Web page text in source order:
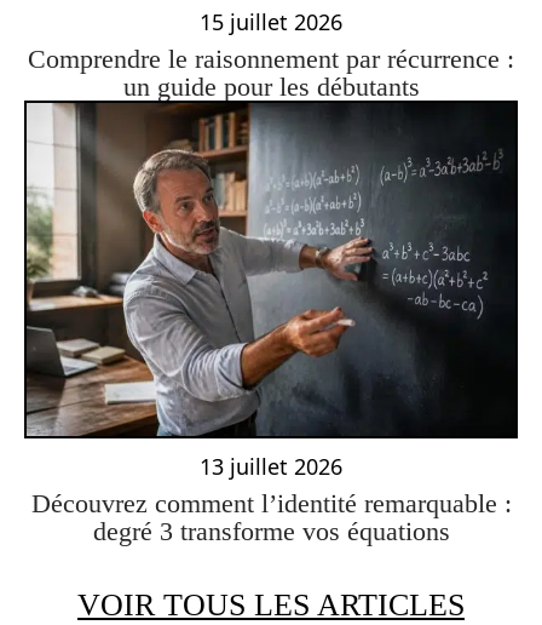
15 juillet 2026
Comprendre le raisonnement par récurrence :
un guide pour les débutants
13 juillet 2026
Découvrez comment l’identité remarquable :
degré 3 transforme vos équations
VOIR TOUS LES ARTICLES